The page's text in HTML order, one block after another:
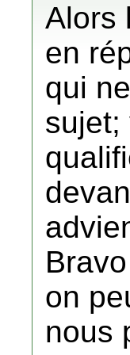
Alors
en
qui
on
nous